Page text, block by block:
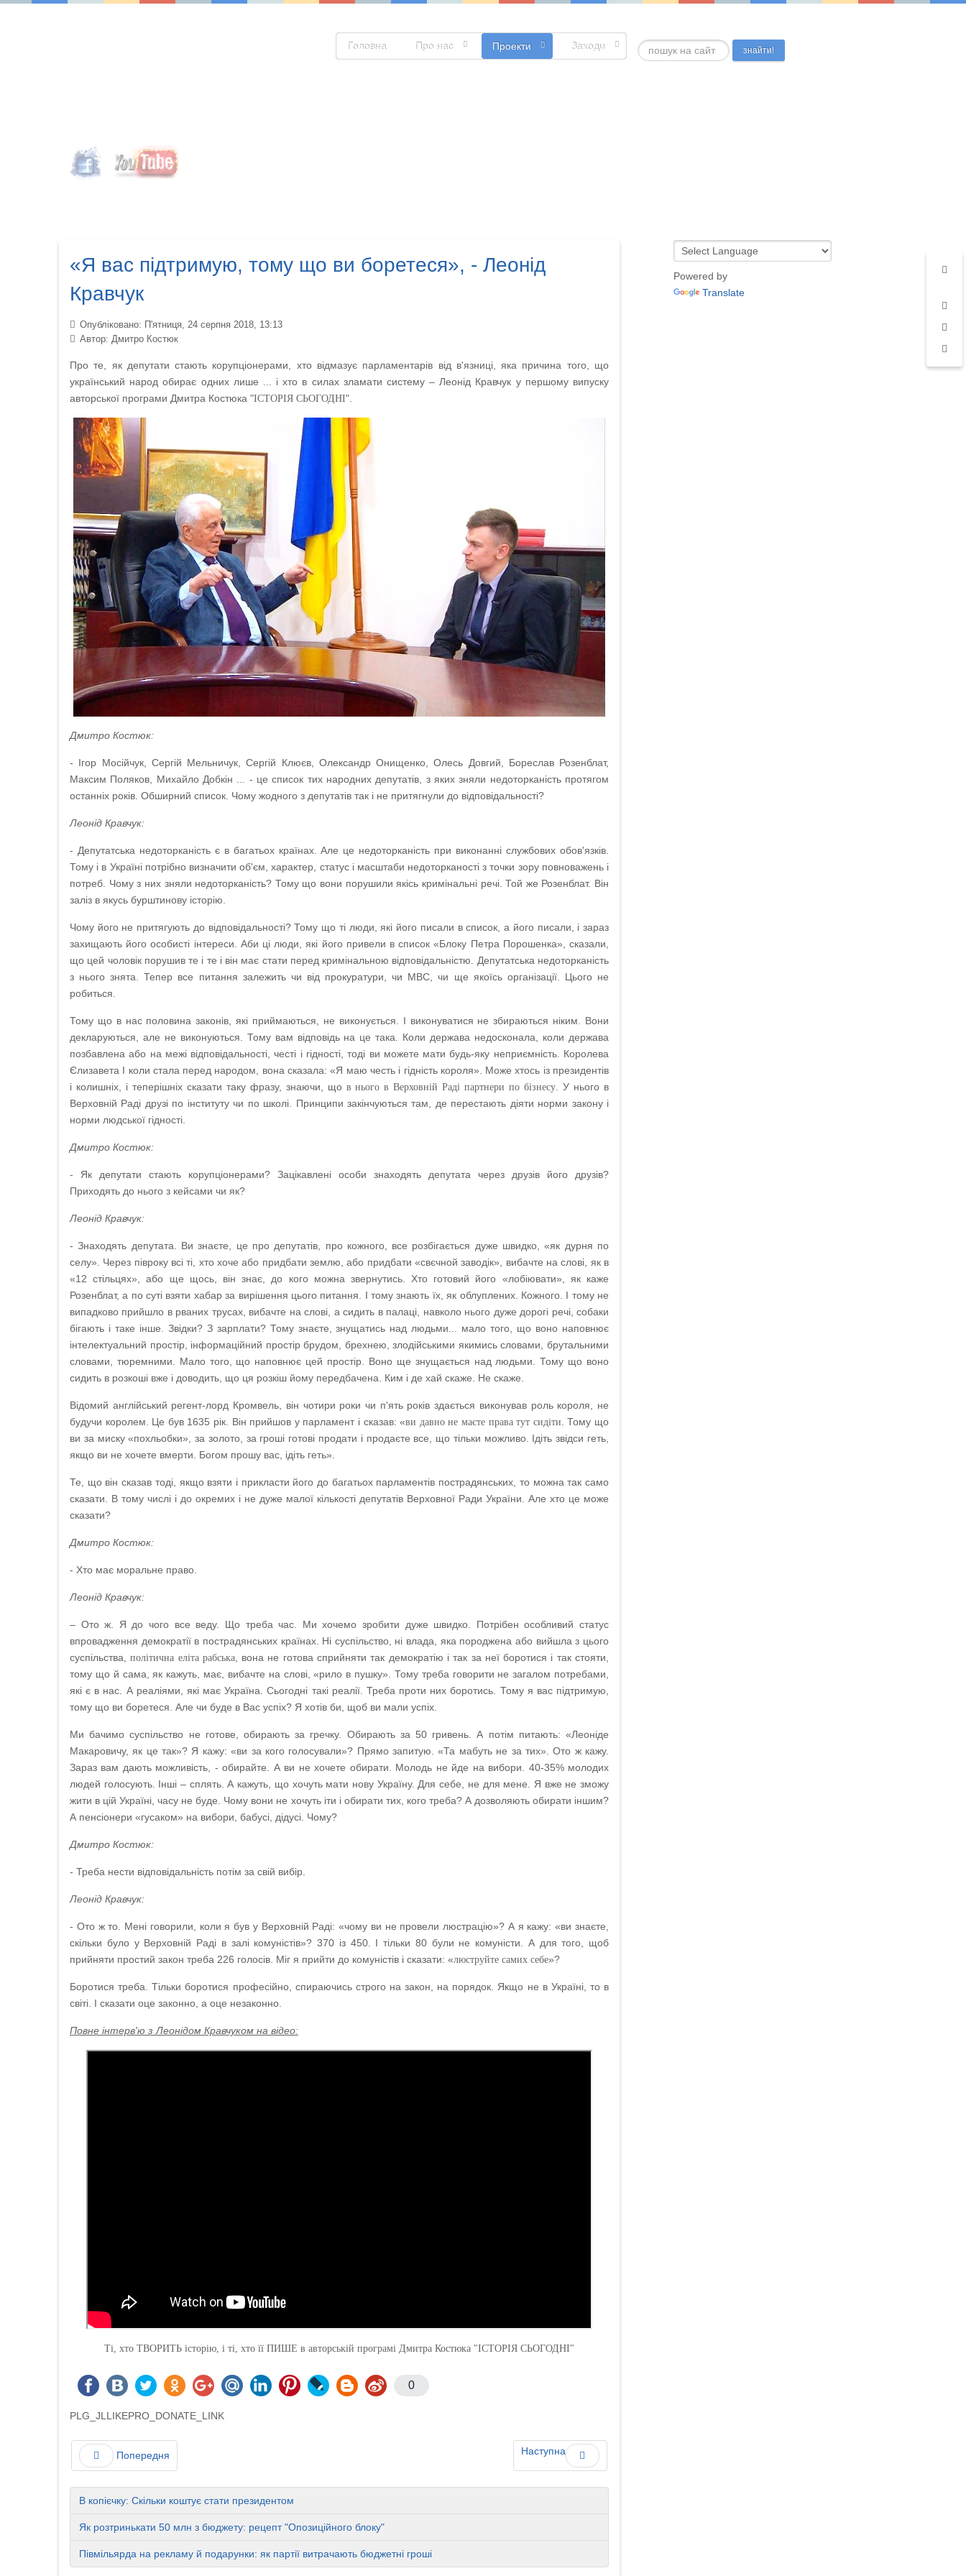
Головна Про нас Проекти Заходи Пошук... знайти!
«Я вас підтримую, тому що ви боретеся», - Леонід
Кравчук
Опубліковано: П'ятниця, 24 серпня 2018, 13:13
Автор: Дмитро Костюк
Про те, як депутати стають корупціонерами, хто відмазує парламентарів від в'язниці, яка причина того, що
український народ обирає одних лише ... і хто в силах зламати систему – Леонід Кравчук у першому випуску
авторської програми Дмитра Костюка "ІСТОРІЯ СЬОГОДНІ".
Дмитро Костюк:
- Ігор Мосійчук, Сергій Мельничук, Сергій Клюєв, Олександр Онищенко, Олесь Довгий, Бореслав Розенблат,
Максим Поляков, Михайло Добкін ... - це список тих народних депутатів, з яких зняли недоторканість протягом
останніх років. Обширний список. Чому жодного з депутатів так і не притягнули до відповідальності?
Леонід Кравчук:
- Депутатська недоторканість є в багатьох країнах. Але це недоторканість при виконанні службових обов'язків.
Тому і в Україні потрібно визначити об'єм, характер, статус і масштаби недоторканості з точки зору повноважень і
потреб. Чому з них зняли недоторканість? Тому що вони порушили якісь кримінальні речі. Той же Розенблат. Він
заліз в якусь бурштинову історію.
Чому його не притягують до відповідальності? Тому що ті люди, які його писали в список, а його писали, і зараз
захищають його особисті інтереси. Аби ці люди, які його привели в список «Блоку Петра Порошенка», сказали,
що цей чоловік порушив те і те і він має стати перед кримінальною відповідальністю. Депутатська недоторканість
з нього знята. Тепер все питання залежить чи від прокуратури, чи МВС, чи ще якоїсь організації. Цього не
робиться.
Тому що в нас половина законів, які приймаються, не виконується. І виконуватися не збираються ніким. Вони
декларуються, але не виконуються. Тому вам відповідь на це така. Коли держава недосконала, коли держава
позбавлена або на межі відповідальності, честі і гідності, тоді ви можете мати будь-яку неприємність. Королева
Єлизавета І коли стала перед народом, вона сказала: «Я маю честь і гідність короля». Може хтось із президентів
і колишніх, і теперішніх сказати таку фразу, знаючи, що в нього в Верховній Раді партнери по бізнесу . У нього в
Верховній Раді друзі по інституту чи по школі. Принципи закінчуються там, де перестають діяти норми закону і
норми людської гідності.
Дмитро Костюк:
- Як депутати стають корупціонерами? Зацікавлені особи знаходять депутата через друзів його друзів?
Приходять до нього з кейсами чи як?
Леонід Кравчук:
- Знаходять депутата. Ви знаєте, це про депутатів, про кожного, все розбігається дуже швидко, «як дурня по
селу». Через півроку всі ті, хто хоче або придбати землю, або придбати «свєчной заводік», вибачте на слові, як в
«12 стільцях», або ще щось, він знає, до кого можна звернутись. Хто готовий його «лобіювати», як каже
Розенблат, а по суті взяти хабар за вирішення цього питання. І тому знають їх, як облуплених. Кожного. І тому не
випадково прийшло в рваних трусах, вибачте на слові, а сидить в палаці, навколо нього дуже дорогі речі, собаки
бігають і таке інше. Звідки? З зарплати? Тому знаєте, знущатись над людьми... мало того, що воно наповнює
інтелектуальний простір, інформаційний простір брудом, брехнею, злодійськими якимись словами, брутальними
словами, тюремними. Мало того, що наповнює цей простір. Воно ще знущається над людьми. Тому що воно
сидить в розкоші вже і доводить, що ця розкіш йому передбачена. Ким і де хай скаже. Не скаже.
Відомий англійський регент-лорд Кромвель, він чотири роки чи п'ять років здається виконував роль короля, не
будучи королем. Це був 1635 рік. Він прийшов у парламент і сказав: «ви давно не маєте права тут сидіти . Тому що
ви за миску «похльобки», за золото, за гроші готові продати і продаєте все, що тільки можливо. Ідіть звідси геть,
якщо ви не хочете вмерти. Богом прошу вас, ідіть геть».
Те, що він сказав тоді, якщо взяти і прикласти його до багатьох парламентів пострадянських, то можна так само
сказати. В тому числі і до окремих і не дуже малої кількості депутатів Верховної Ради України. Але хто це може
сказати?
Дмитро Костюк:
- Хто має моральне право.
Леонід Кравчук:
– Ото ж. Я до чого все веду. Що треба час. Ми хочемо зробити дуже швидко. Потрібен особливий статус
впровадження демократії в пострадянських країнах. Ні суспільство, ні влада, яка породжена або вийшла з цього
суспільства,політична еліта рабська, вона не готова сприйняти так демократію і так за неї боротися і так стояти,
тому що й сама, як кажуть, має, вибачте на слові, «рило в пушку». Тому треба говорити не загалом потребами,
які є в нас. А реаліями, які має Україна. Сьогодні такі реалії. Треба проти них боротись. Тому я вас підтримую,
тому що ви боретеся. Але чи буде в Вас успіх? Я хотів би, щоб ви мали успіх.
Ми бачимо суспільство не готове, обирають за гречку. Обирають за 50 гривень. А потім питають: «Леоніде
Макаровичу, як це так»? Я кажу: «ви за кого голосували»? Прямо запитую. «Та мабуть не за тих». Ото ж кажу.
Зараз вам дають можливість, - обирайте. А ви не хочете обирати. Молодь не йде на вибори. 40-35% молодих
людей голосують. Інші – сплять. А кажуть, що хочуть мати нову Україну. Для себе, не для мене. Я вже не зможу
жити в цій Україні, часу не буде. Чому вони не хочуть іти і обирати тих, кого треба? А дозволяють обирати іншим?
А пенсіонери «гусаком» на вибори, бабусі, дідусі. Чому?
Дмитро Костюк:
- Треба нести відповідальність потім за свій вибір.
Леонід Кравчук:
- Ото ж то. Мені говорили, коли я був у Верховній Раді: «чому ви не провели люстрацію»? А я кажу: «ви знаєте,
скільки було у Верховній Раді в залі комуністів»? 370 із 450. І тільки 80 були не комуністи. А для того, щоб
прийняти простий закон треба 226 голосів. Міг я прийти до комуністів і сказати: «люструйте самих себе»?
Боротися треба. Тільки боротися професійно, спираючись строго на закон, на порядок. Якщо не в Україні, то в
світі. І сказати оце законно, а оце незаконно.
Повне інтерв'ю з Леонідом Кравчуком на відео:
Ті, хто ТВОРИТЬ історію, і ті, хто її ПИШЕ в авторській програмі Дмитра Костюка "ІСТОРІЯ СЬОГОДНІ"
0
PLG_JLLIKEPRO_DONATE_LINK
Попередня Наступна
В копієчку: Скільки коштує стати президентом
Як розтринькати 50 млн з бюджету: рецепт "Опозиційного блоку"
Півмільярда на рекламу й подарунки: як партії витрачають бюджетні гроші
Powered by
Translate